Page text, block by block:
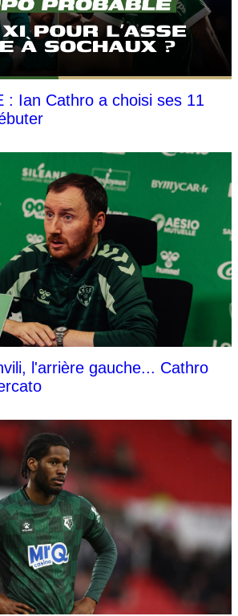
: Ian Cathro a choisi ses 11
l'arrière gauche... Cathro